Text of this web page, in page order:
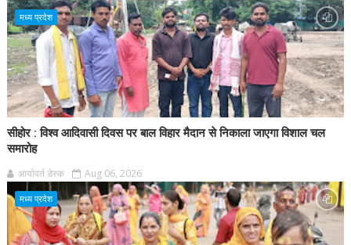
मध्य प्रदेश
सीहोर : विश्व आदिवासी दिवस पर बाल विहार मैदान से निकाला जाएगा विशाल चल
समारोह
आर्यावर्त डेस्क Aug 06, 2026
मध्य प्रदेश